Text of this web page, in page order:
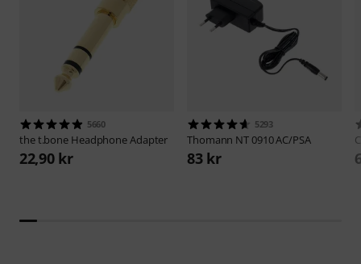
5660
the t.bone Headphone Adapter
22,90 kr
5293
Thomann NT 0910 AC/PSA
83 kr